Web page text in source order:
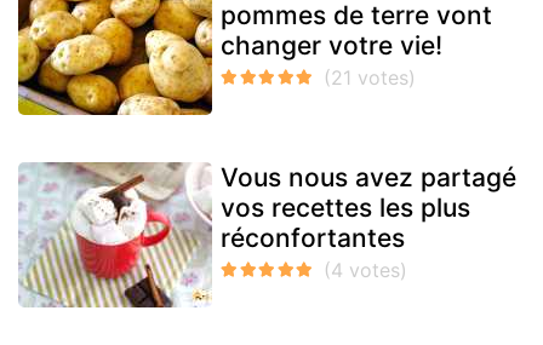
pommes de terre vont
changer votre vie!
Vous nous avez partagé
vos recettes les plus
réconfortantes